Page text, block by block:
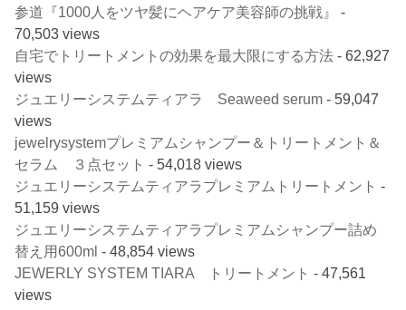
参道『1000人をツヤ髪にヘアケア美容師の挑戦』
-
70,503 views
自宅でトリートメントの効果を最大限にする方法 - 62,927
views
ジュエリーシステムティアラ Seaweed serum - 59,047
views
jewelrysystemプレミアムシャンプー＆トリートメント＆
セラム ３点セット - 54,018 views
ジュエリーシステムティアラプレミアムトリートメント -
51,159 views
ジュエリーシステムティアラプレミアムシャンプー詰め
替え用600ml - 48,854 views
JEWERLY SYSTEM TIARA トリートメント - 47,561
views